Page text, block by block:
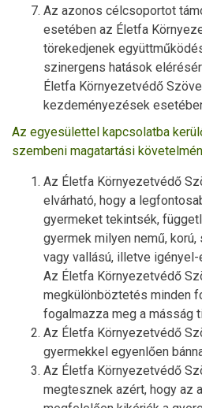
Az azonos célcsoportot
esetében az Életfa
törekedjenek
szinergens hatások
Életfa Környezetvédő
kezdeményezések
Az egyesülettel kapcsolatba
szembeni magatartási
Az Életfa Környezetvédő
elvárható, hogy a
gyermeket tekintsék,
gyermek milyen nemű,
vagy vallású, illetve
Az Életfa Környezetvédő
megkülönböztetés minden
fogalmazza meg a másság
Az Életfa Környezetvédő
gyermekkel egyenlően
Az Életfa Környezetvédő
megtesznek azért, hogy az